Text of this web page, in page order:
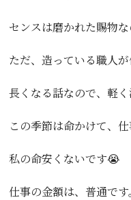
センスは磨かれた賜物
ただ、造っている職人
長くなる話なので、軽
この季節は命かけて、仕
私の命安くないです😭
仕事の金額は、普通です。